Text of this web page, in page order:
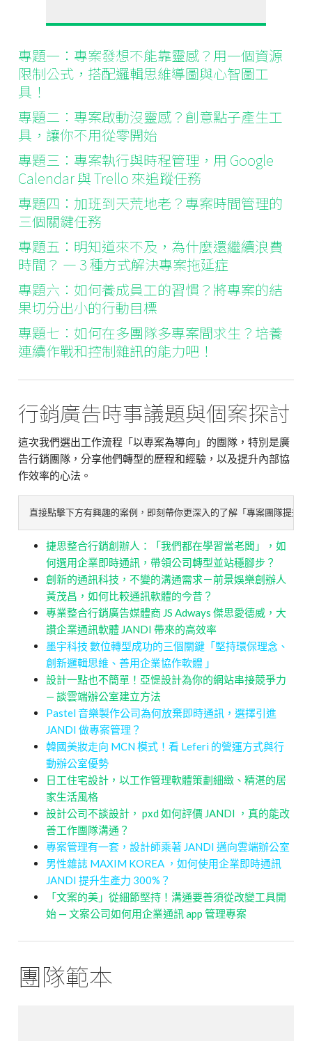
專題一： 專案發想不能靠靈感？用一個資源
限制公式，搭配邏輯思維導圖與心智圖工
具！
專題二： 專案啟動沒靈感？創意點子產生工
具，讓你不用從零開始
專題三： 專案執行與時程管理，用 Google
Calendar 與 Trello 來追蹤任務
專題四： 加班到天荒地老？專案時間管理的
三個關鍵任務
專題五： 明知道來不及，為什麼還繼續浪費
時間？ — 3 種方式解決專案拖延症
專題六：如何養成員工的習慣？將專案的結
果切分出小的行動目標
專題七：如何在多團隊多專案間求生？培養
連續作戰和控制雜訊的能力吧！
行銷廣告時事議題與個案探討
這次我們選出工作流程「以專案為導向」的團隊，特別是廣
告行銷團隊，分享他們轉型的歷程和經驗，以及提升內部協
作效率的心法。
直接點擊下方有興趣的案例，即刻帶你更深入的了解「專案團隊提升
捷思整合行銷創辦人：「我們都在學習當老闆」，如
何選用企業即時通訊，帶領公司轉型並站穩腳步？
創新的通訊科技，不變的溝通需求－前景娛樂創辦人
黃茂昌，如何比較通訊軟體的今昔？
專業整合行銷廣告媒體商 JS Adways 傑思愛德威，大
讚企業通訊軟體 JANDI 帶來的高效率
墨宇科技 數位轉型成功的三個關鍵「堅持環保理念、
創新邏輯思維、善用企業協作軟體 」
設計一點也不簡單！亞惿設計為你的網站串接競爭力
— 談雲端辦公室建立方法
Pastel 音樂製作公司為何放棄即時通訊，選擇引進
JANDI 做專案管理？
韓國美妝走向 MCN 模式！看 Leferi 的營運方式與行
動辦公室優勢
日工住宅設計，以工作管理軟體策劃細緻、精湛的居
家生活風格
設計公司不談設計， pxd 如何評價 JANDI ，真的能改
善工作團隊溝通？
專案管理有一套，設計師乘著 JANDI 邁向雲端辦公室
男性雜誌 MAXIM KOREA ，如何使用企業即時通訊
JANDI 提升生產力 300%？
「文案的美」從細節堅持！溝通要善須從改變工具開
始 — 文案公司如何用企業通訊 app 管理專案
團隊範本